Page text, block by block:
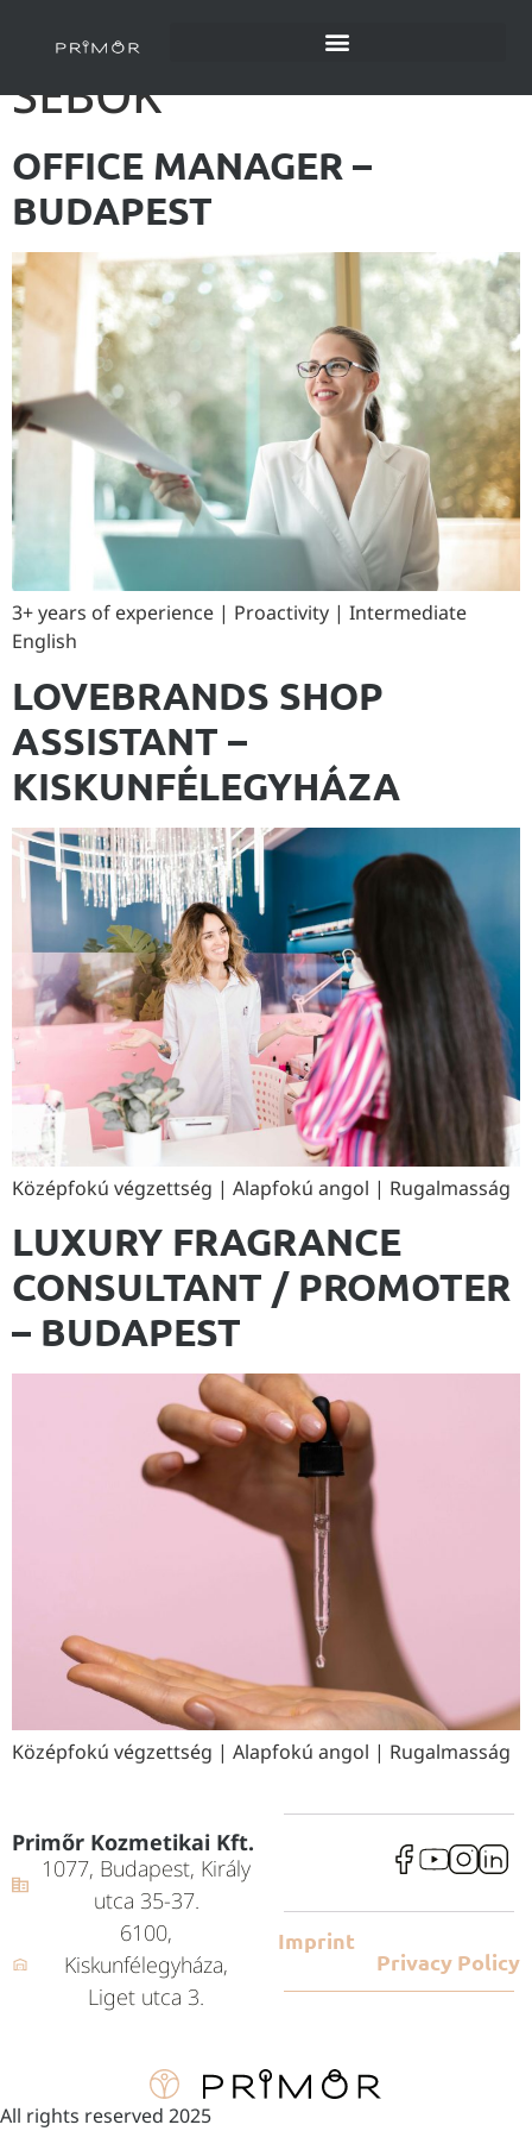
AUTHOR:
BENCE
SEBOK
OFFICE MANAGER –
BUDAPEST
3+ years of experience | Proactivity | Intermediate
English
LOVEBRANDS SHOP
ASSISTANT –
KISKUNFÉLEGYHÁZA
Középfokú végzettség | Alapfokú angol | Rugalmasság
LUXURY FRAGRANCE
CONSULTANT / PROMOTER
– BUDAPEST
Középfokú végzettség | Alapfokú angol | Rugalmasság
Primőr Kozmetikai Kft.
1077, Budapest, Király
utca 35-37.
6100,
Kiskunfélegyháza,
Liget utca 3.
Imprint
Privacy Policy
All rights reserved 2025